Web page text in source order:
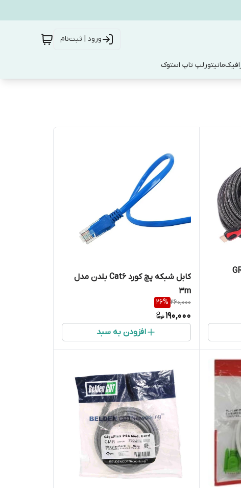
ورود | ثبت‌نام
مانیتورلپ تاپ استوک
کابل شبکه پچ کورد Cat6 بلدن مدل
3m
260,000
26%
190,000
افزودن به سبد